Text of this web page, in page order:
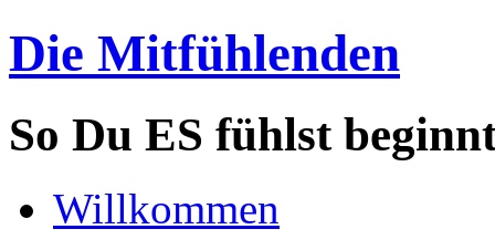
Die Mitfühlenden
So Du ES fühlst
Willkommen